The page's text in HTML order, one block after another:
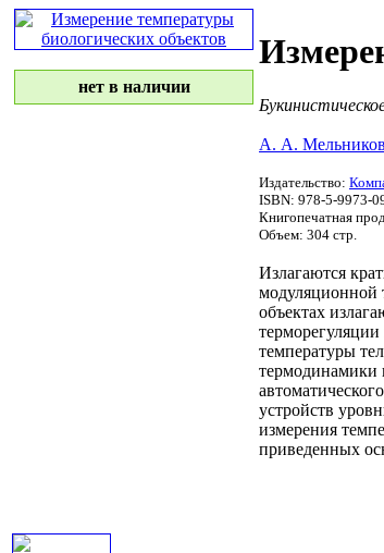
нет в наличии
А. А. Мельников
Издательство:
ISBN: 978-5-9973-
Книгопечатная
Объем: 304 стр.
Излагаются
модуляционной
объектах
температуры
термодинамики
устройств
измерения
приведенных